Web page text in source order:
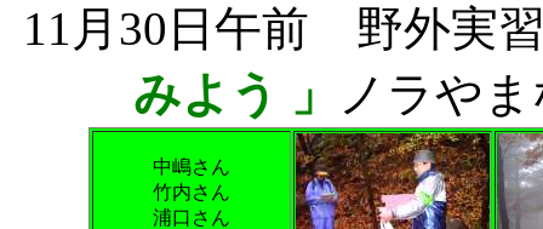
11月30日午前 野外実
みよう 」
ノラや
中嶋さん
竹内さん
浦口さん